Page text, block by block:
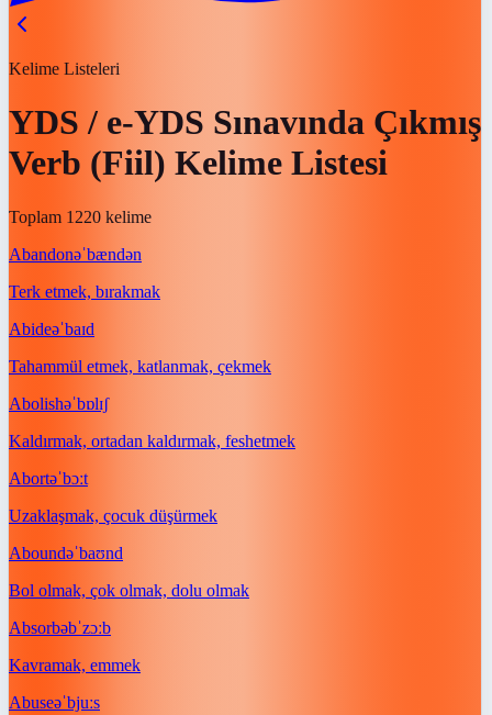
Kelime Listeleri
YDS / e-YDS Sınavında Çıkmış
Verb (Fiil) Kelime Listesi
Toplam 1220 kelime
Abandonəˈbændən
Terk etmek, bırakmak
Abideəˈbaɪd
Tahammül etmek, katlanmak, çekmek
Abolishəˈbɒlɪʃ
Kaldırmak, ortadan kaldırmak, feshetmek
Abortəˈbɔːt
Uzaklaşmak, çocuk düşürmek
Aboundəˈbaʊnd
Bol olmak, çok olmak, dolu olmak
Absorbəbˈzɔːb
Kavramak, emmek
Abuseəˈbjuːs